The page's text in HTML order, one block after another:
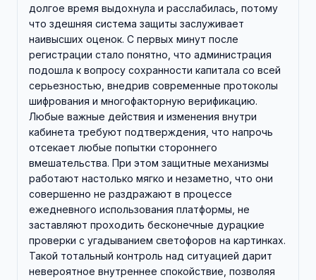
долгое время выдохнула и расслабилась, потому
что здешняя система защиты заслуживает
наивысших оценок. С первых минут после
регистрации стало понятно, что администрация
подошла к вопросу сохранности капитала со всей
серьезностью, внедрив современные протоколы
шифрования и многофакторную верификацию.
Любые важные действия и изменения внутри
кабинета требуют подтверждения, что напрочь
отсекает любые попытки стороннего
вмешательства. При этом защитные механизмы
работают настолько мягко и незаметно, что они
совершенно не раздражают в процессе
ежедневного использования платформы, не
заставляют проходить бесконечные дурацкие
проверки с угадыванием светофоров на картинках.
Такой тотальный контроль над ситуацией дарит
невероятное внутреннее спокойствие, позволяя